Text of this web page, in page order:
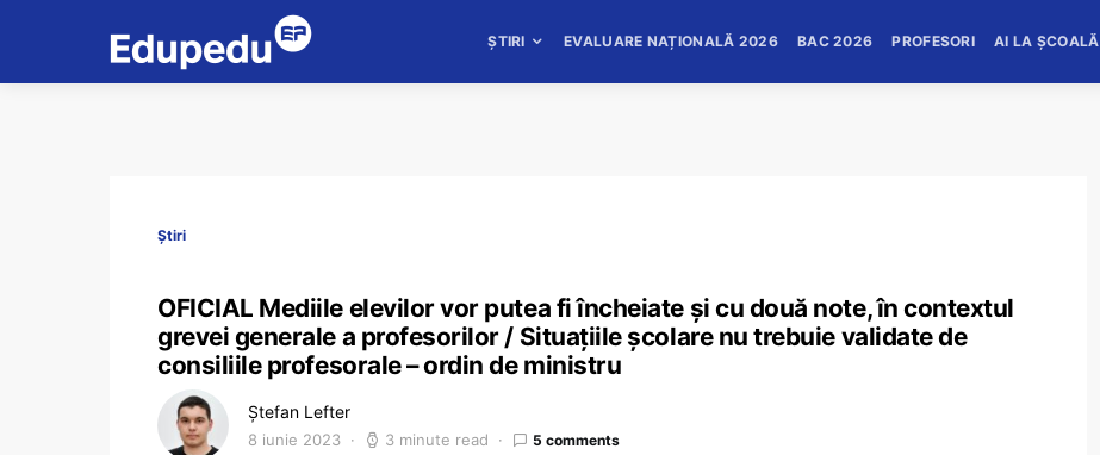
ȘTIRI EVALUARE NAȚIONALĂ 2026 BAC 2026 PROFESORI AI LA ȘCOALĂ
Știri
OFICIAL Mediile elevilor vor putea fi încheiate și cu două note, în contextul
grevei generale a profesorilor / Situațiile școlare nu trebuie validate de
consiliile profesorale – ordin de ministru
Ștefan Lefter
8 iunie 2023 3 minute read 5 comments